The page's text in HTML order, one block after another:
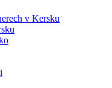
v Kersku